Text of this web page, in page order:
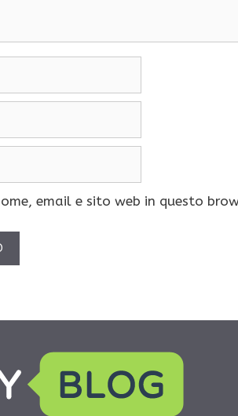
email e sito web in questo